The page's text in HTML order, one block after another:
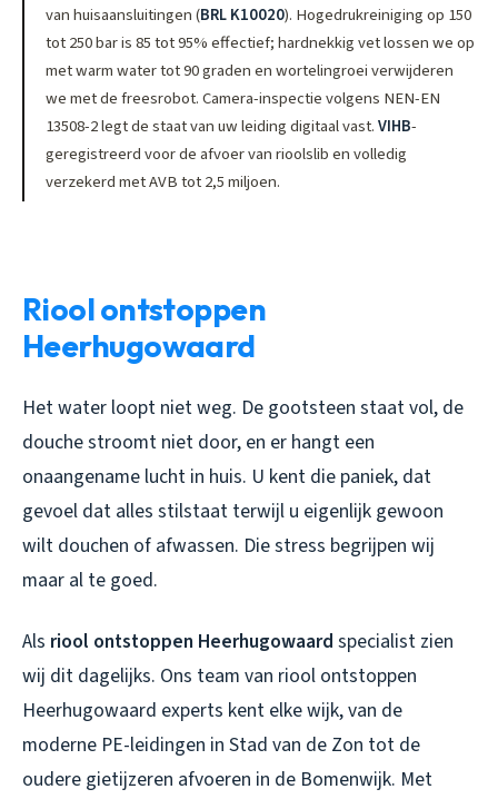
van huisaansluitingen (BRL K10020). Hogedrukreiniging op 150
tot 250 bar is 85 tot 95% effectief; hardnekkig vet lossen we op
met warm water tot 90 graden en wortelingroei verwijderen
we met de freesrobot. Camera-inspectie volgens NEN-EN
13508-2 legt de staat van uw leiding digitaal vast.VIHB-
geregistreerd voor de afvoer van rioolslib en volledig
verzekerd met AVB tot 2,5 miljoen.
Riool ontstoppen
Heerhugowaard
Het water loopt niet weg. De gootsteen staat vol, de
douche stroomt niet door, en er hangt een
onaangename lucht in huis. U kent die paniek, dat
gevoel dat alles stilstaat terwijl u eigenlijk gewoon
wilt douchen of afwassen. Die stress begrijpen wij
maar al te goed.
Als riool ontstoppen Heerhugowaard specialist zien
wij dit dagelijks. Ons team van riool ontstoppen
Heerhugowaard experts kent elke wijk, van de
moderne PE-leidingen in Stad van de Zon tot de
oudere gietijzeren afvoeren in de Bomenwijk. Met